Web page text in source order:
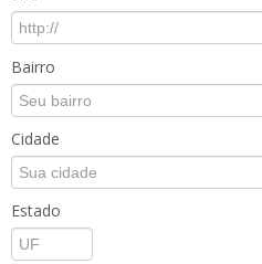
Bairro
Cidade
Estado